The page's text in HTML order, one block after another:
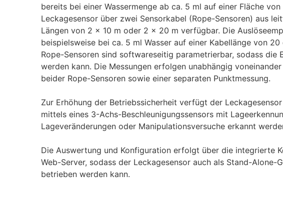
bereits bei einer Wassermenge ab ca. 5 ml auf einer Fläche
Leckagesensor über zwei Sensorkabel (Rope-Sensoren) aus
Längen von 2 x 10 m oder 2 x 20 m verfügbar. Die
beispielsweise bei ca. 5 ml Wasser auf einer Kabellänge von
Rope-Sensoren sind softwareseitig parametrierbar, sodass
werden kann. Die Messungen erfolgen unabhängig
beider Rope-Sensoren sowie einer separaten Punktmessung.
Zur Erhöhung der Betriebssicherheit verfügt der
mittels eines 3-Achs-Beschleunigungssensors mit
Lageveränderungen oder Manipulationsversuche erkannt
Die Auswertung und Konfiguration erfolgt über die integrierte
Web-Server, sodass der Leckagesensor auch als Stand-Alone-
betrieben werden kann.